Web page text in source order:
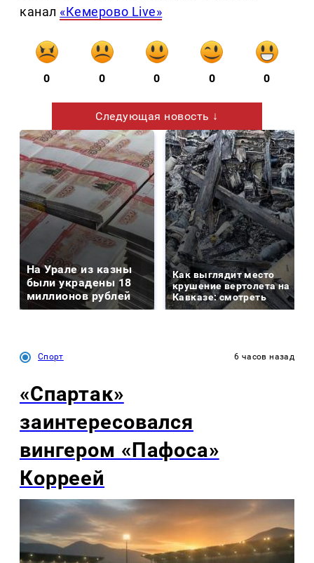
канал «Кемерово Live»
0 0 0 0 0
Следующая новость ↓
На Урале из казны
были украдены 18
миллионов рублей
Как выглядит место
крушение вертолета на
Кавказе: смотреть
Спорт 6 часов назад
«Спартак»
заинтересовался
вингером «Пафоса»
Корреей